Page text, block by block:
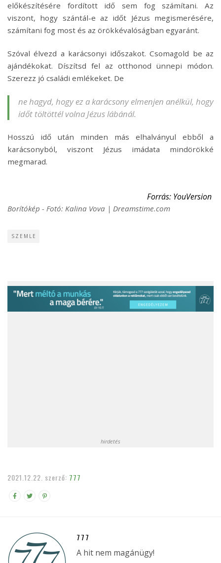
előkészítésére fordított idő sem fog számítani. Az
viszont, hogy szántál-e az időt Jézus megismerésére,
számítani fog most és az örökkévalóságban egyaránt.
Szóval élvezd a karácsonyi időszakot. Csomagold be az
ajándékokat. Díszítsd fel az otthonod ünnepi módon.
Szerezz jó családi emlékeket. De
ne hagyd, hogy ez a karácsony elmenjen anélkül, hogy
időt töltöttél volna Jézus lábánál.
Hosszú idő után minden más elhalványul ebből a
karácsonyból, viszont Jézus imádata mindörökké
megmarad.
Forrás: YouVersion
Borítókép - Fotó: Kalina Vova | Dreamstime.com
SZEMLE
hirdetés
2021.12.22. szerző: 777
777
A hit nem magánügy!